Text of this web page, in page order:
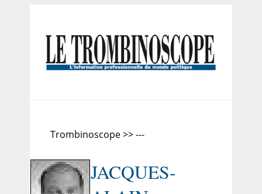
Trombinoscope >> ---
JACQUES-